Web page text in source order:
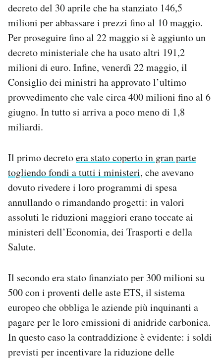
decreto del 30 aprile che ha stanziato 146,5
milioni per abbassare i prezzi fino al 10 maggio.
Per proseguire fino al 22 maggio si è aggiunto un
decreto ministeriale che ha usato altri 191,2
milioni di euro. Infine, venerdì 22 maggio, il
Consiglio dei ministri ha approvato l’ultimo
provvedimento che vale circa 400 milioni fino al 6
giugno. In tutto si arriva a poco meno di 1,8
miliardi.
Il primo decretoera stato coperto in gran parte
togliendo fondi a tutti i ministeri, che avevano
dovuto rivedere i loro programmi di spesa
annullando o rimandando progetti: in valori
assoluti le riduzioni maggiori erano toccate ai
ministeri dell’Economia, dei Trasporti e della
Salute.
Il secondo era stato finanziato per 300 milioni su
500 con i proventi delle aste ETS, il sistema
europeo che obbliga le aziende più inquinanti a
pagare per le loro emissioni di anidride carbonica.
In questo caso la contraddizione è evidente: i soldi
previsti per incentivare la riduzione delle